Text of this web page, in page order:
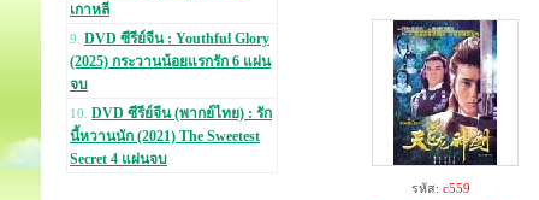
เกาหลี
9. DVD ซีรีย์จีน : Youthful Glory
(2025) กระวานน้อยแรกรัก 6 แผ่น
จบ
10. DVD ซีรีย์จีน (พากย์ไทย) : รัก
นี้หวานนัก (2021) The Sweetest
Secret 4 แผ่นจบ
รหัส: c559